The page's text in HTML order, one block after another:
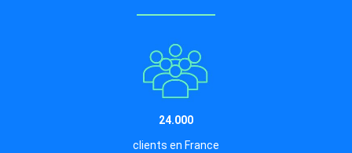
24.000
clients en France